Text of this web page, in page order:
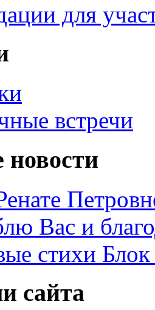
для
встречи
новости
Вас и
стихи Блок
сайта